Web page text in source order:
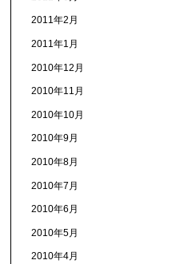
2011年2月
2011年1月
2010年12月
2010年11月
2010年10月
2010年9月
2010年8月
2010年7月
2010年6月
2010年5月
2010年4月